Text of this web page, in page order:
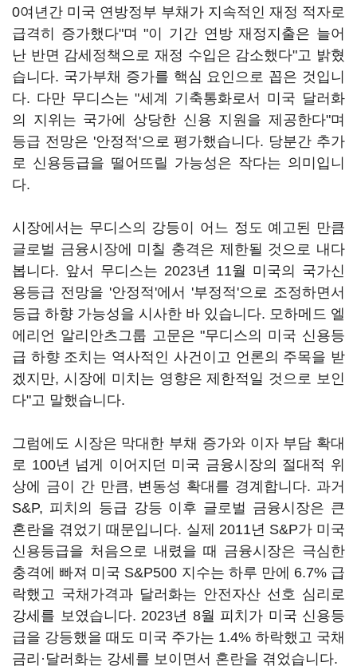
0여년간 미국 연방정부 부채가 지속적인 재정 적자로
급격히 증가했다"며 "이 기간 연방 재정지출은 늘어
난 반면 감세정책으로 재정 수입은 감소했다"고 밝혔
습니다. 국가부채 증가를 핵심 요인으로 꼽은 것입니
다. 다만 무디스는 "세계 기축통화로서 미국 달러화
의 지위는 국가에 상당한 신용 지원을 제공한다"며
등급 전망은 '안정적'으로 평가했습니다. 당분간 추가
로 신용등급을 떨어뜨릴 가능성은 작다는 의미입니
다.
시장에서는 무디스의 강등이 어느 정도 예고된 만큼
글로벌 금융시장에 미칠 충격은 제한될 것으로 내다
봅니다. 앞서 무디스는 2023년 11월 미국의 국가신
용등급 전망을 '안정적'에서 '부정적'으로 조정하면서
등급 하향 가능성을 시사한 바 있습니다. 모하메드 엘
에리언 알리안츠그룹 고문은 "무디스의 미국 신용등
급 하향 조치는 역사적인 사건이고 언론의 주목을 받
겠지만, 시장에 미치는 영향은 제한적일 것으로 보인
다"고 말했습니다.
그럼에도 시장은 막대한 부채 증가와 이자 부담 확대
로 100년 넘게 이어지던 미국 금융시장의 절대적 위
상에 금이 간 만큼, 변동성 확대를 경계합니다. 과거
S&P, 피치의 등급 강등 이후 글로벌 금융시장은 큰
혼란을 겪었기 때문입니다. 실제 2011년 S&P가 미국
신용등급을 처음으로 내렸을 때 금융시장은 극심한
충격에 빠져 미국 S&P500 지수는 하루 만에 6.7% 급
락했고 국채가격과 달러화는 안전자산 선호 심리로
강세를 보였습니다. 2023년 8월 피치가 미국 신용등
급을 강등했을 때도 미국 주가는 1.4% 하락했고 국채
금리·달러화는 강세를 보이면서 혼란을 겪었습니다.